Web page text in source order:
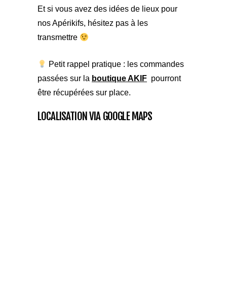
Et si vous avez des idées de lieux pour
nos Apérikifs, hésitez pas à les
transmettre
Petit rappel pratique : les commandes
passées sur la boutique AKIF pourront
être récupérées sur place.
LOCALISATION VIA GOOGLE MAPS